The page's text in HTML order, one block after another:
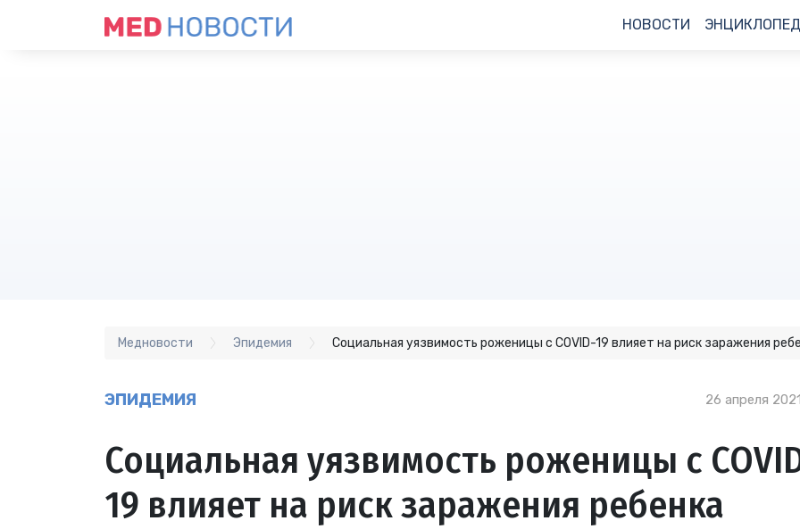
НОВОСТИ
Медновости Эпидемия Социальная уязвимость роженицы с COVID-19 влияет на риск заражения
ЭПИДЕМИЯ 26 апреля
Социальная уязвимость роженицы с
19 влияет на риск заражения ребенка